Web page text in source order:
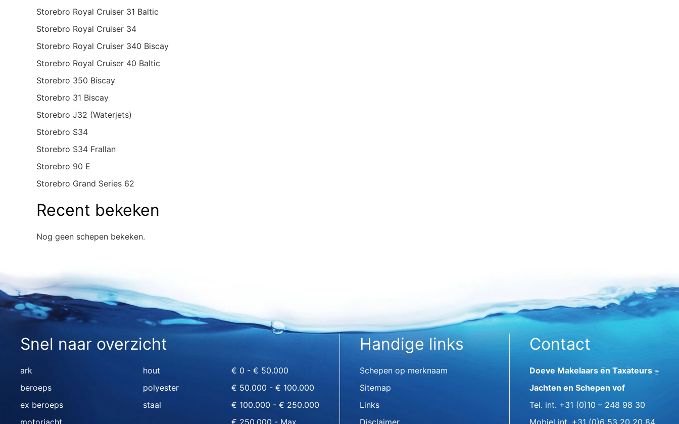
Storebro Royal Cruiser 31 Baltic
Storebro Royal Cruiser 34
Storebro Royal Cruiser 340 Biscay
Storebro Royal Cruiser 40 Baltic
Storebro 350 Biscay
Storebro 31 Biscay
Storebro J32 (Waterjets)
Storebro S34
Storebro S34 Frallan
Storebro 90 E
Storebro Grand Series 62
Recent bekeken
Nog geen schepen bekeken.
Snel naar overzicht
ark
beroeps
ex beroeps
motorjacht
hout
polyester
staal
€ 0 - € 50.000
€ 50.000 - € 100.000
€ 100.000 - € 250.000
€ 250.000 - Max
Handige links
Schepen op merknaam
Sitemap
Links
Disclaimer
Contact
Doeve Makelaars en Taxateurs
Jachten en Schepen vof
Tel. int. +31 (0)10 – 248 98 30
Mobiel int. +31 (0)6 53 20 20 84